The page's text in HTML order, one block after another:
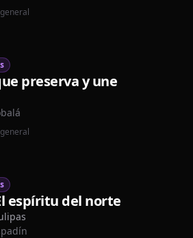
preserva y une
espíritu del norte